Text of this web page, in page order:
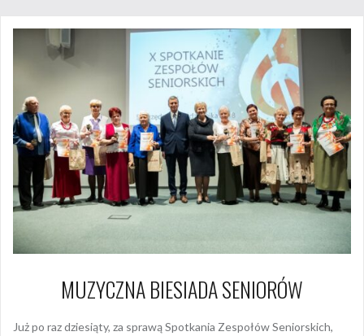
MUZYCZNA BIESIADA SENIORÓW
Już po raz dziesiąty, za sprawą Spotkania Zespołów Seniorskich,